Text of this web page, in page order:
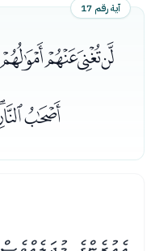
آية رقم 17